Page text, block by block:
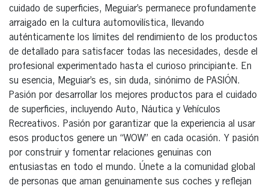
cuidado de superficies, Meguiar’s permanece profundamente
arraigado en la cultura automovilística, llevando
auténticamente los límites del rendimiento de los productos
de detallado para satisfacer todas las necesidades, desde el
profesional experimentado hasta el curioso principiante. En
su esencia, Meguiar’s es, sin duda, sinónimo de PASIÓN.
Pasión por desarrollar los mejores productos para el cuidado
de superficies, incluyendo Auto, Náutica y Vehículos
Recreativos. Pasión por garantizar que la experiencia al usar
esos productos genere un “WOW” en cada ocasión. Y pasión
por construir y fomentar relaciones genuinas con
entusiastas en todo el mundo. Únete a la comunidad global
de personas que aman genuinamente sus coches y reflejan